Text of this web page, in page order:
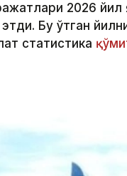
2026
Бу ўтган
статистика